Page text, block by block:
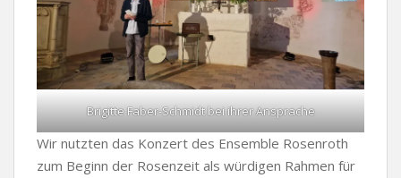
Brigitte Faber-Schmidt bei ihrer Ansprache
Wir nutzten das Konzert des Ensemble Rosenroth
zum Beginn der Rosenzeit als würdigen Rahmen für